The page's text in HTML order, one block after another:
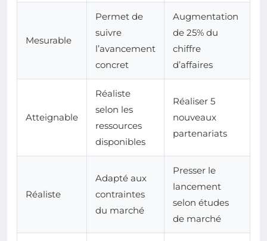
Mesurable
Permet de
suivre
l’avancement
concret
Augmentation
de 25% du
chiffre
d’affaires
Atteignable
Réaliste
selon les
ressources
disponibles
Réaliser 5
nouveaux
partenariats
Réaliste
Adapté aux
contraintes
du marché
Presser le
lancement
selon études
de marché